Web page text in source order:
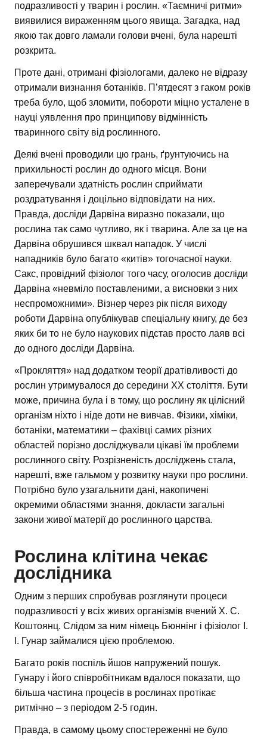
подразливості у тварин і рослин. «Таємничі ритми»
виявилися вираженням цього явища. Загадка, над
якою так довго ламали голови вчені, була нарешті
розкрита.
Проте дані, отримані фізіологами, далеко не відразу
отримали визнання ботаніків. П’ятдесят з гаком років
треба було, щоб зломити, побороти міцно усталене в
науці уявлення про принципову відмінність
тваринного світу від рослинного.
Деякі вчені проводили цю грань, ґрунтуючись на
прихильності рослин до одного місця. Вони
заперечували здатність рослин сприймати
роздратування і доцільно відповідати на них.
Правда, досліди Дарвіна виразно показали, що
рослина так само чутливо, як і тварина. Але за це на
Дарвіна обрушився шквал нападок. У числі
нападників було багато «китів» тогочасної науки.
Сакс, провідний фізіолог того часу, оголосив досліди
Дарвіна «невміло поставленими, а висновки з них
неспроможними». Візнер через рік після виходу
роботи Дарвіна опублікував спеціальну книгу, де без
яких би то не було наукових підстав просто лаяв всі
до одного досліди Дарвіна.
«Прокляття» над додатком теорії дратівливості до
рослин утримувалося до середини XX століття. Бути
може, причина була і в тому, що рослину як цілісний
організм ніхто і ніде доти не вивчав. Фізики, хіміки,
ботаніки, математики – фахівці самих різних
областей порізно досліджували цікаві їм проблеми
рослинного світу. Розрізненість досліджень стала,
нарешті, вже гальмом у розвитку науки про рослини.
Потрібно було узагальнити дані, накопичені
окремими областями знання, докласти загальні
закони живої матерії до рослинного царства.
Рослина клітина чекає
дослідника
Одним з перших спробував розглянути процеси
подразливості у всіх живих організмів вчений X. С.
Коштоянц. Слідом за ним німець Бюннінг і фізіолог І.
І. Гунар займалися цією проблемою.
Багато років поспіль йшов напружений пошук.
Гунару і його співробітникам вдалося показати, що
більша частина процесів в рослинах протікає
ритмічно – з періодом 2-5 годин.
Правда, в самому цьому спостереженні не було